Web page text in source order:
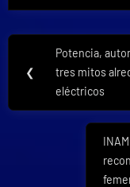
Navegación
de
entradas
❮
Previous
Post:
Potencia,
tres mitos
eléctricos